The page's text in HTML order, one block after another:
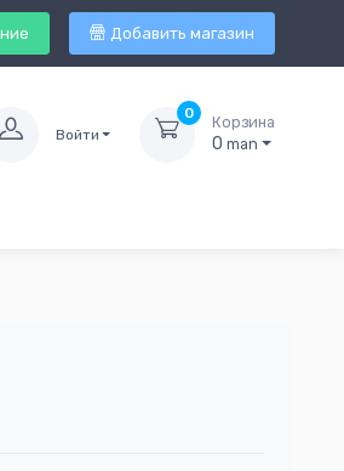
Добавить магазин
Войти
0
Корзина
0 man